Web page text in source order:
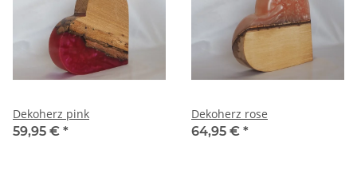
Dekoherz pink
59,95 € *
Dekoherz rose
64,95 € *